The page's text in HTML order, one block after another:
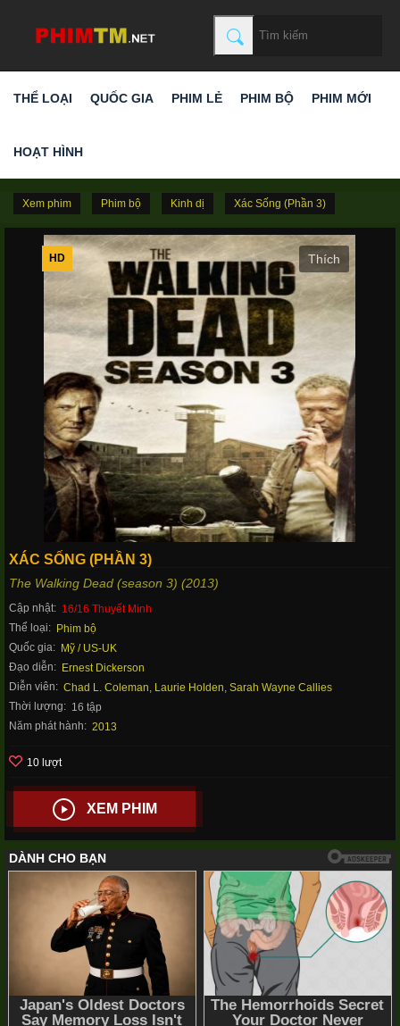
THỂ LOẠI QUỐC GIA PHIM LẺ PHIM BỘ PHIM MỚI
HOẠT HÌNH
Xem phim Phim bộ Kinh dị Xác Sống (Phần 3)
HD
XÁC SỐNG (PHẦN 3)
The Walking Dead (season 3) (2013)
Cập nhật: 16/16 Thuyết Minh
Thể loại: Phim bộ
Quốc gia: Mỹ / US-UK
Đạo diễn: Ernest Dickerson
Diễn viên: Chad L. Coleman, Laurie Holden, Sarah Wayne Callies
Thời lượng: 16 tập
Năm phát hành: 2013
10 lượt
XEM PHIM